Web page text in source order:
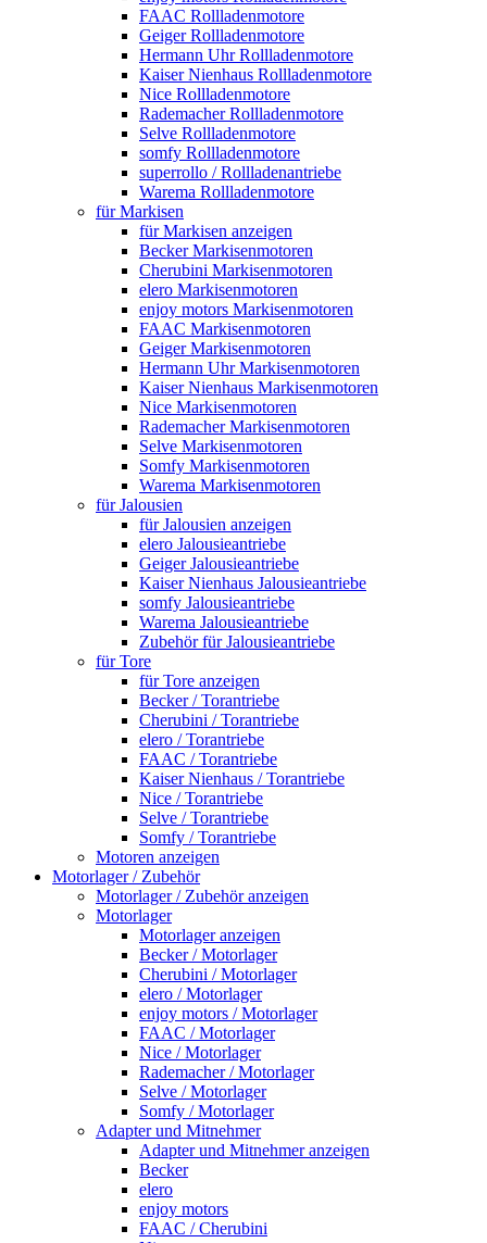
FAAC Rollladenmotore
Geiger Rollladenmotore
Hermann Uhr Rollladenmotore
Kaiser Nienhaus Rollladenmotore
Nice Rollladenmotore
Rademacher Rollladenmotore
Selve Rollladenmotore
somfy Rollladenmotore
superrollo / Rollladenantriebe
Warema Rollladenmotore
für Markisen
für Markisen anzeigen
Becker Markisenmotoren
Cherubini Markisenmotoren
elero Markisenmotoren
enjoy motors Markisenmotoren
FAAC Markisenmotoren
Geiger Markisenmotoren
Hermann Uhr Markisenmotoren
Kaiser Nienhaus Markisenmotoren
Nice Markisenmotoren
Rademacher Markisenmotoren
Selve Markisenmotoren
Somfy Markisenmotoren
Warema Markisenmotoren
für Jalousien
für Jalousien anzeigen
elero Jalousieantriebe
Geiger Jalousieantriebe
Kaiser Nienhaus Jalousieantriebe
somfy Jalousieantriebe
Warema Jalousieantriebe
Zubehör für Jalousieantriebe
für Tore
für Tore anzeigen
Becker / Torantriebe
Cherubini / Torantriebe
elero / Torantriebe
FAAC / Torantriebe
Kaiser Nienhaus / Torantriebe
Nice / Torantriebe
Selve / Torantriebe
Somfy / Torantriebe
Motoren anzeigen
Motorlager / Zubehör
Motorlager / Zubehör anzeigen
Motorlager
Motorlager anzeigen
Becker / Motorlager
Cherubini / Motorlager
elero / Motorlager
enjoy motors / Motorlager
FAAC / Motorlager
Nice / Motorlager
Rademacher / Motorlager
Selve / Motorlager
Somfy / Motorlager
Adapter und Mitnehmer
Adapter und Mitnehmer anzeigen
Becker
elero
enjoy motors
FAAC / Cherubini